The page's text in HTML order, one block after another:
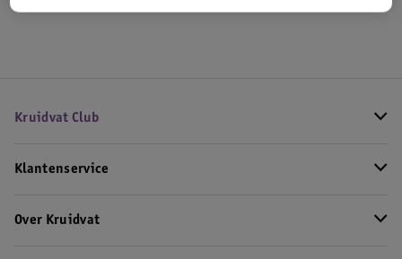
Kruidvat Club
Klantenservice
Over Kruidvat